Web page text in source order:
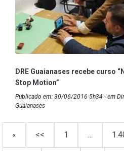
DRE Guaianases recebe curso
Stop Motion”
Publicado em: 30/06/2016 5h34 - em
Guaianases
« << 1 …